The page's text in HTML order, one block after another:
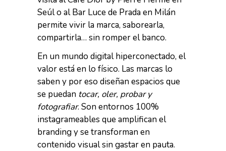
Seúl o al Bar Luce de Prada en Milán
permite vivir la marca, saborearla,
compartirla… sin romper el banco.
En un mundo digital hiperconectado, el
valor está en lo físico. Las marcas lo
saben y por eso diseñan espacios que
se puedan tocar, oler, probar y
fotografiar. Son entornos 100%
instagrameables que amplifican el
branding y se transforman en
contenido visual sin gastar en pauta.